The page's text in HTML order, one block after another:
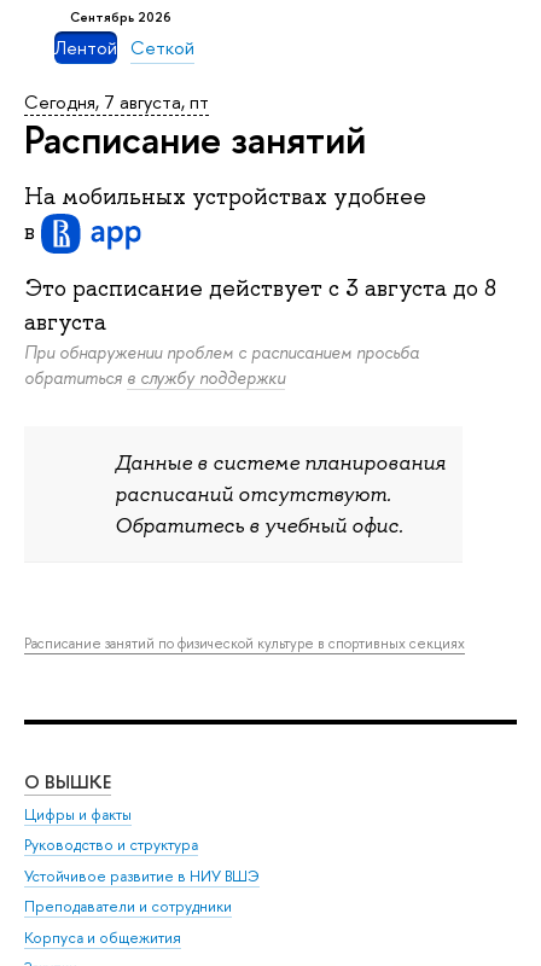
сентябрь 2026
Лентой Сеткой
Сегодня, 7 августа, пт
Расписание занятий
На мобильных устройствах удобнее
в
Это расписание действует c 3 августа до 8
августа
При обнаружении проблем с расписанием просьба
обратиться в службу поддержки
Данные в системе планирования
расписаний отсутствуют.
Обратитесь в учебный офис.
Расписание занятий по физической культуре в спортивных секциях
О ВЫШКЕ
Цифры и факты
Руководство и структура
Устойчивое развитие в НИУ ВШЭ
Преподаватели и сотрудники
Корпуса и общежития